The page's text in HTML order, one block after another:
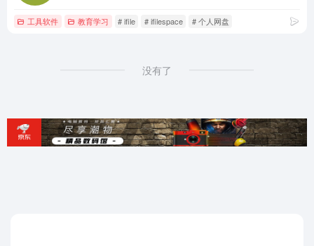
工具软件 教育学习 # ifile # ifilespace # 个人网盘
没有了